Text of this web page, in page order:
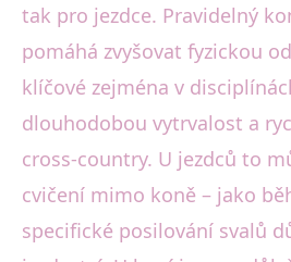
tak pro jezdce. Pravidelný
pomáhá zvyšovat fyzickou
klíčové zejména v
dlouhodobou vytrvalost a
cross-country. U jezdců to
cvičení mimo koně – jako
specifické posilování svalů